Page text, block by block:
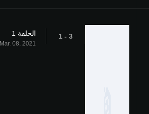
3 - 1 الحلقة 1
Mar. 08, 2021